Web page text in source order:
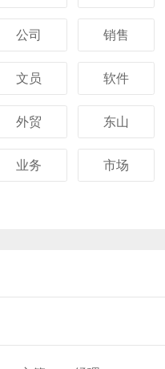
公司 销售
文员 软件
外贸 东山
业务 市场